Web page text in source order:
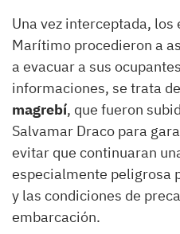
Una vez interceptada,
Marítimo procedieron a
a evacuar a sus
informaciones, se trata de
magrebí, que fueron
Salvamar Draco para
evitar que continuaran
especialmente peligrosa
y las condiciones de
embarcación.